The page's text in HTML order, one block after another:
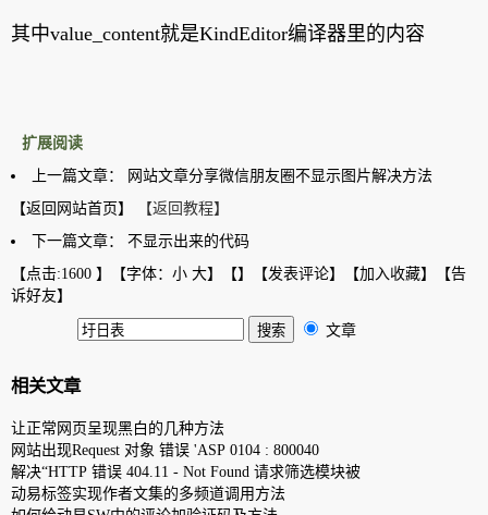
其中value_content就是KindEditor编译器里的内容
扩展阅读
上一篇文章：
网站文章分享微信朋友圈不显示图片解决方法
【返回网站首页】
【返回教程】
下一篇文章： 不显示出来的代码
【点击:1600 】【字体： 小 大】【】【发表评论】【加入收藏】【告
诉好友】
文章
相关文章
让正常网页呈现黑白的几种方法
网站出现Request 对象 错误 'ASP 0104 : 800040
解决“HTTP 错误 404.11 - Not Found 请求筛选模块被
动易标签实现作者文集的多频道调用方法